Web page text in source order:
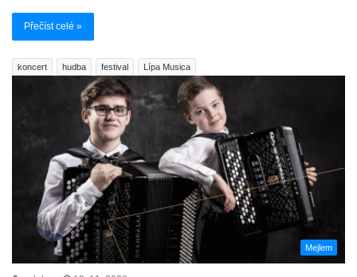
Přečíst celé »
koncert hudba festival Lípa Musica
Mejlem